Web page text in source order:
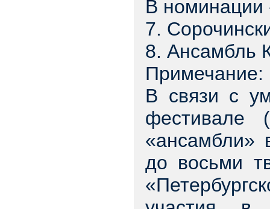
В номинации
7.
8. Ансамбль
Примечание:
В связи с
фестивале
«ансамбли»
до восьми